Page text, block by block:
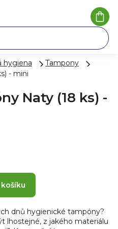
hygiena
Tampony
- mini
Naty (18 ks) -
dnů hygienické tampóny?
lhostejné, z jakého materiálu